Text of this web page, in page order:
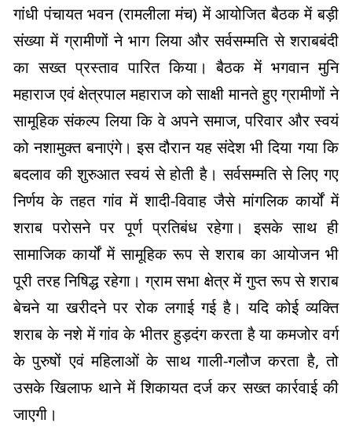
गांधी पंचायत भवन (रामलीला मंच) में आयोजित बैठक में बड़ी
संख्या में ग्रामीणों ने भाग लिया और सर्वसम्मति से शराबबंदी
का सख्त प्रस्ताव पारित किया। बैठक में भगवान मुनि
महाराज एवं क्षेत्रपाल महाराज को साक्षी मानते हुए ग्रामीणों ने
सामूहिक संकल्प लिया कि वे अपने समाज, परिवार और स्वयं
को नशामुक्त बनाएंगे। इस दौरान यह संदेश भी दिया गया कि
बदलाव की शुरुआत स्वयं से होती है। सर्वसम्मति से लिए गए
निर्णय के तहत गांव में शादी-विवाह जैसे मांगलिक कार्यों में
शराब परोसने पर पूर्ण प्रतिबंध रहेगा। इसके साथ ही
सामाजिक कार्यों में सामूहिक रूप से शराब का आयोजन भी
पूरी तरह निषिद्ध रहेगा। ग्राम सभा क्षेत्र में गुप्त रूप से शराब
बेचने या खरीदने पर रोक लगाई गई है। यदि कोई व्यक्ति
शराब के नशे में गांव के भीतर हुड़दंग करता है या कमजोर वर्ग
के पुरुषों एवं महिलाओं के साथ गाली-गलौज करता है, तो
उसके खिलाफ थाने में शिकायत दर्ज कर सख्त कार्रवाई की
जाएगी।